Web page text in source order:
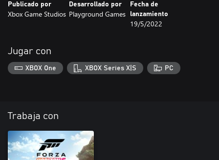
Publicado por
Xbox Game Studios
Desarrollado por
Playground Games
Fecha de
lanzamiento
19/5/2022
Jugar con
XBOX One XBOX Series X|S PC
Trabaja con